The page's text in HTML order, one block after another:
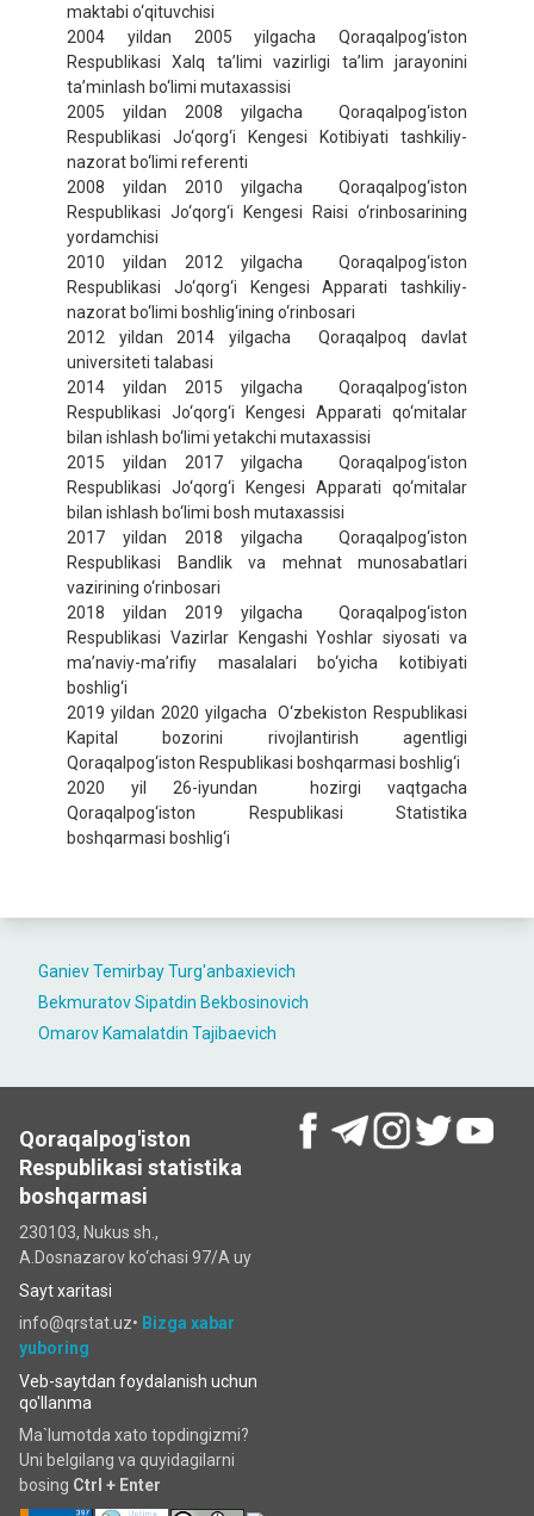
Ganiev Temirbay Turg'anbaxievich
Bekmuratov Sipatdin Bekbosinovich
Omarov Kamalatdin Tajibaevich
maktabi o‘qituvchisi
2004 yildan 2005 yilgacha Qoraqalpog‘iston
Respublikasi Xalq ta’limi vazirligi ta’lim jarayonini
ta’minlash bo‘limi mutaxassisi
2005 yildan 2008 yilgacha Qoraqalpog‘iston
Respublikasi Jo‘qorg‘i Kengesi Kotibiyati tashkiliy-
nazorat bo‘limi referenti
2008 yildan 2010 yilgacha Qoraqalpog‘iston
Respublikasi Jo‘qorg‘i Kengesi Raisi o‘rinbosarining
yordamchisi
2010 yildan 2012 yilgacha Qoraqalpog‘iston
Respublikasi Jo‘qorg‘i Kengesi Apparati tashkiliy-
nazorat bo‘limi boshlig‘ining o‘rinbosari
2012 yildan 2014 yilgacha Qoraqalpoq davlat
universiteti talabasi
2014 yildan 2015 yilgacha Qoraqalpog‘iston
Respublikasi Jo‘qorg‘i Kengesi Apparati qo‘mitalar
bilan ishlash bo‘limi yetakchi mutaxassisi
2015 yildan 2017 yilgacha Qoraqalpog‘iston
Respublikasi Jo‘qorg‘i Kengesi Apparati qo‘mitalar
bilan ishlash bo‘limi bosh mutaxassisi
2017 yildan 2018 yilgacha Qoraqalpog‘iston
Respublikasi Bandlik va mehnat munosabatlari
vazirining o‘rinbosari
2018 yildan 2019 yilgacha Qoraqalpog‘iston
Respublikasi Vazirlar Kengashi Yoshlar siyosati va
ma’naviy-ma’rifiy masalalari bo‘yicha kotibiyati
boshlig‘i
2019 yildan 2020 yilgacha O‘zbekiston Respublikasi
Kapital bozorini rivojlantirish agentligi
Qoraqalpog‘iston Respublikasi boshqarmasi boshlig‘i
2020 yil 26-iyundan hozirgi vaqtgacha
Qoraqalpog‘iston Respublikasi Statistika
boshqarmasi boshlig‘i
Qoraqalpog'iston
Respublikasi statistika
boshqarmasi
230103, Nukus sh.,
A.Dosnazarov ko‘chаsi 97/A uy
Sayt xaritasi
info@qrstat.uz• Bizga xabar
yuboring
Veb-saytdan foydalanish uchun
qo'llanma
Ma`lumotda xato topdingizmi?
Uni belgilang va quyidagilarni
bosing Ctrl + Enter